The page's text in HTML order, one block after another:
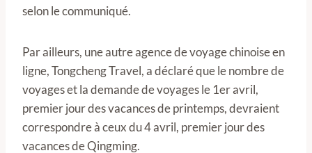
selon le communiqué.
Par ailleurs, une autre agence de voyage chinoise en
ligne, Tongcheng Travel, a déclaré que le nombre de
voyages et la demande de voyages le 1er avril,
premier jour des vacances de printemps, devraient
correspondre à ceux du 4 avril, premier jour des
vacances de Qingming.